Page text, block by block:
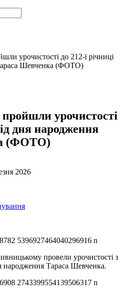
урочистості до 212-ї річниці
Шевченка (ФОТО)
урочистості
дня народження
(ФОТО)
2026
провели урочистості з
народження Тараса Шевченка.